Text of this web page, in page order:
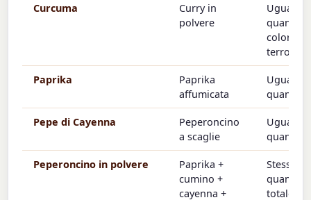
Curcuma
Curry in
polvere
Uguale
quantità
colore +
terrosa)
Paprika
Paprika
affumicata
Uguale
quantità
Pepe di Cayenna
Peperoncino
a scaglie
Uguale
quantità
Peperoncino in polvere
Paprika +
cumino +
cayenna +
Stessa
quantità
totale